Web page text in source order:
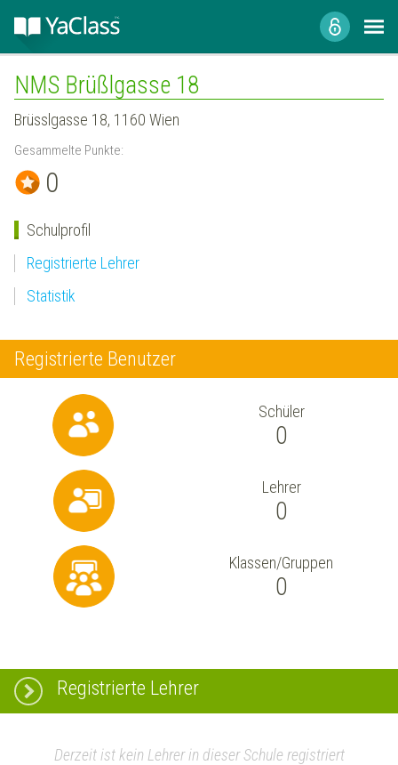
NMS Brüßlgasse 18
Brüsslgasse 18, 1160 Wien
Gesammelte Punkte:
0
Schulprofil
Registrierte Lehrer
Statistik
Registrierte Benutzer
Schüler
0
Lehrer
0
Klassen/Gruppen
0
Registrierte Lehrer
Derzeit ist kein Lehrer in dieser Schule registriert